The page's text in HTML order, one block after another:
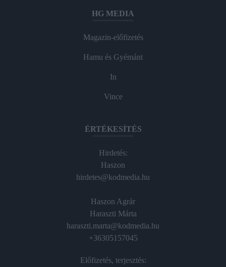
HG MEDIA
Magazin-előfizetés
Hamu és Gyémánt
In
Vince
ÉRTÉKESÍTÉS
Hirdetés:
Haszon
hirdetes@kodmedia.hu
Haszon Agrár
Haraszti Márta
haraszti.marta@kodmedia.hu
+36305157045
Előfizetés, terjesztés: